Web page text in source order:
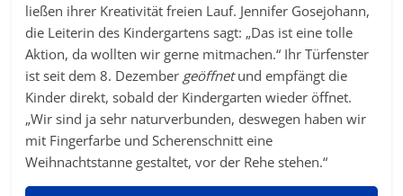
ließen ihrer Kreativität freien Lauf. Jennifer Gosejohann,
die Leiterin des Kindergartens sagt: „Das ist eine tolle
Aktion, da wollten wir gerne mitmachen.“ Ihr Türfenster
ist seit dem 8. Dezember geöffnetund empfängt die
Kinder direkt, sobald der Kindergarten wieder öffnet.
„Wir sind ja sehr naturverbunden, deswegen haben wir
mit Fingerfarbe und Scherenschnitt eine
Weihnachtstanne gestaltet, vor der Rehe stehen.“